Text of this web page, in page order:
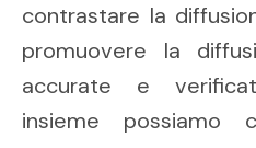
contrastare la
promuovere la
accurate e
insieme possiamo